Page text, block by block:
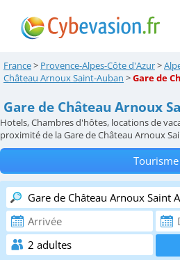
France> Provence-Alpes-Côte d'Azur>
Château Arnoux Saint-Auban >Gare de
Gare de Château Arnoux
Hotels, Chambres d'hôtes, locations de
proximité de la Gare de Château Arnoux
Tourisme
Tous les
Hôtels
Chambres